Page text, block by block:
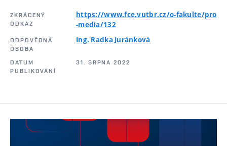
ZKRÁCENÝ
ODKAZ
https://www.fce.vutbr.cz/o-fakulte/pro
-media/132
ODPOVĚDNÁ
OSOBA
Ing. Radka Juránková
DATUM
PUBLIKOVÁNÍ
31. SRPNA 2022